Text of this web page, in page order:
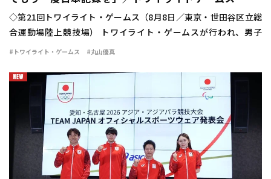
◇第21回トワイライト・ゲームス（8月8日／東京・世田谷区立総
合運動場陸上競技場） トワイライト・ゲームスが行われ、男子
110mハードルに十種競技日本記録保持者の丸山優真（住友電工）
#トワイライト・ゲームス #丸山優真